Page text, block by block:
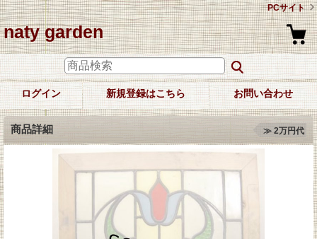
PCサイト
naty garden
ログイン 新規登録はこちら お問い合わせ
商品詳細 ≫ 2万円代